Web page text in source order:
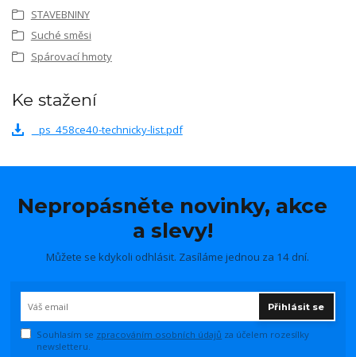
STAVEBNINY
Suché směsi
Spárovací hmoty
Ke stažení
_ps_458ce40-technicky-list.pdf
Nepropásněte novinky, akce
a slevy!
Můžete se kdykoli odhlásit. Zasíláme jednou za 14 dní.
Přihlásit se
Souhlasím se zpracováním osobních údajů za účelem rozesílky
newsletteru.